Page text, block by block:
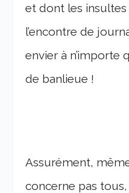
et dont les
l’encontre de
envier à n’importe
de banlieue !
Assurément,
concerne pas